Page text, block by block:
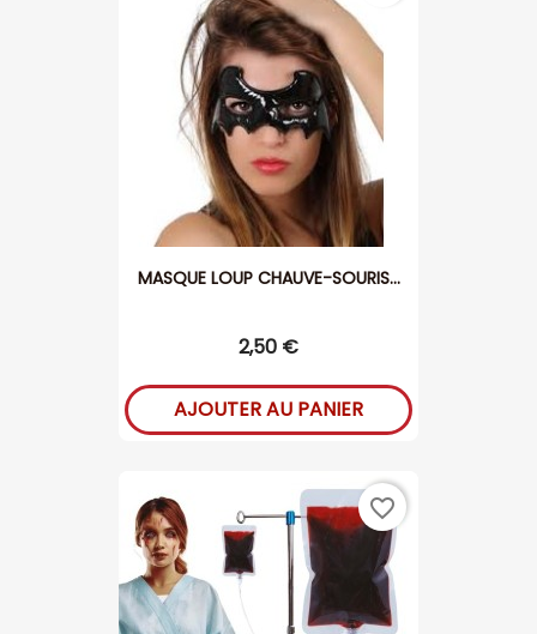
MASQUE LOUP CHAUVE-SOURIS...
2,50 €
AJOUTER AU PANIER
favorite_border